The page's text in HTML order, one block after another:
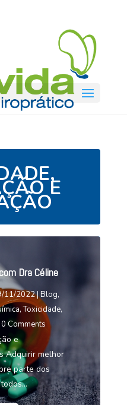
E
Dra Céline
11/2022|Blog,
,Toxicidade,
Comments
e
Adquirir melhor
parte dos